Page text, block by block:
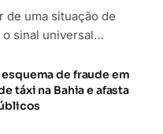
de uma situação de
sinal universal…
de fraude em
táxi na Bahia e afasta